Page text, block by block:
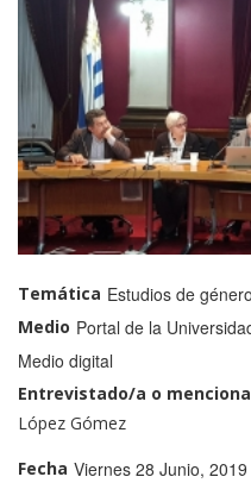
Temática Estudios de género
Medio Portal de la
Medio
Medio digital
Entrevistado/a o
Perfil
Docentes
profiles
Nombre
y
López Gómez
Fecha Viernes 28 Junio, 2019